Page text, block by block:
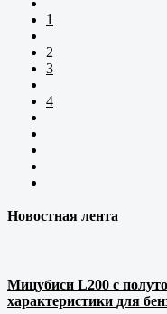
1
2
3
4
Новостная лента
Мицубиси L200 с
характеристики для